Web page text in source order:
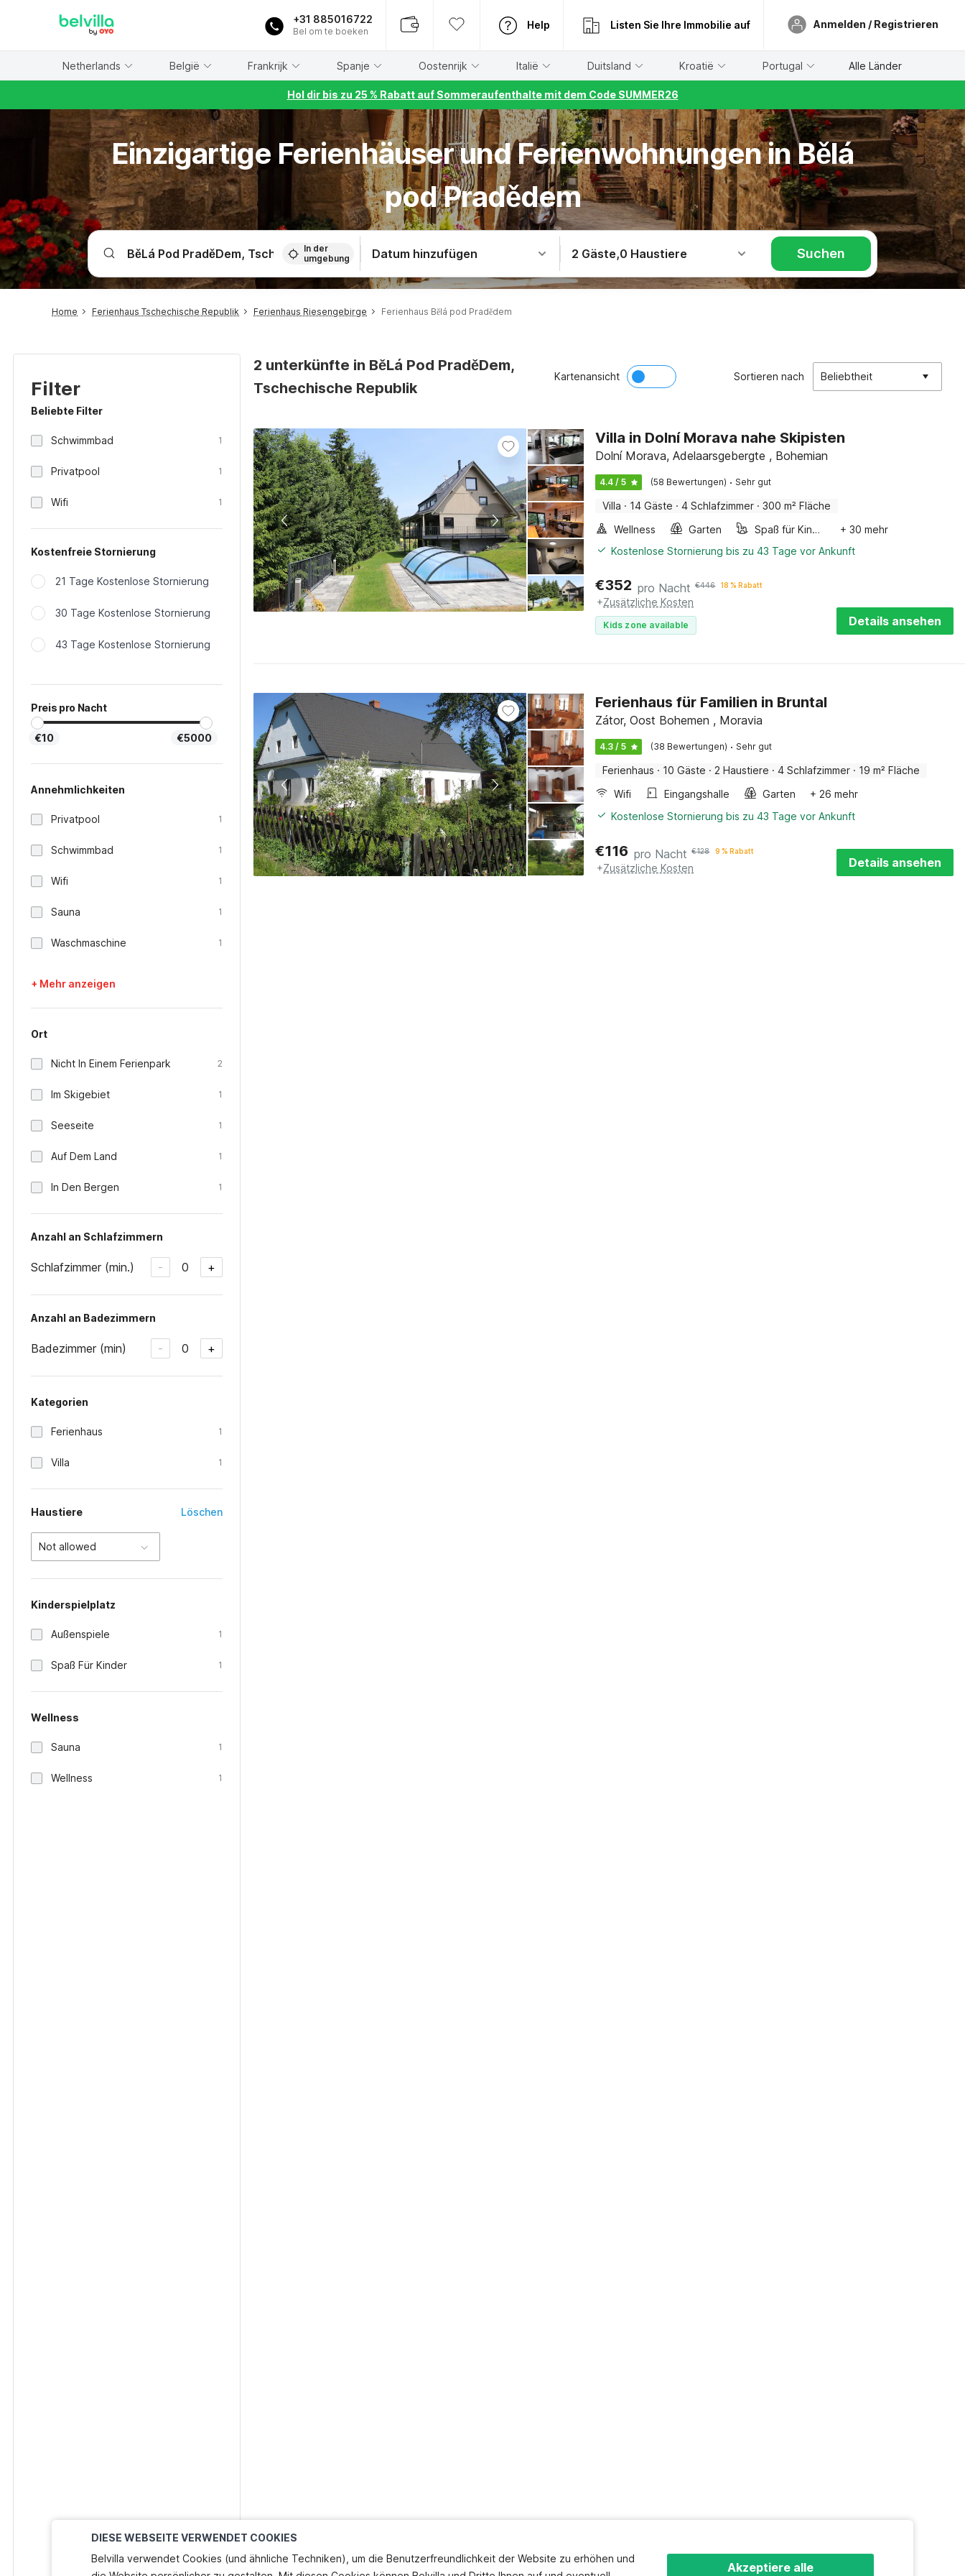
DIESE WEBSEITE VERWENDET COOKIES
Belvilla verwendet Cookies (und ähnliche Techniken), um die Benutzerfreundlichkeit der Website zu erhöhen und
Akzeptiere alle
+31 885016722
Bel om te boeken
Help Listen Sie Ihre Immobilie auf Anmelden / Registrieren
Netherlands België Frankrijk Spanje Oostenrijk Italië Duitsland Kroatië Portugal Alle Länder
Hol dir bis zu 25 % Rabatt auf Sommeraufenthalte mit dem Code SUMMER26
Einzigartige Ferienhäuser und Ferienwohnungen in Bělá
pod Pradědem
In der
umgebung
Datum hinzufügen 2 Gäste,0 Haustiere Suchen
Home Ferienhaus Tschechische Republik Ferienhaus Riesengebirge Ferienhaus Bělá pod Pradědem
Filter
Beliebte Filter
Schwimmbad 1
Privatpool 1
Wifi 1
Kostenfreie Stornierung
21 Tage Kostenlose Stornierung
30 Tage Kostenlose Stornierung
43 Tage Kostenlose Stornierung
Preis pro Nacht
€10 €5000
Annehmlichkeiten
Privatpool 1
Schwimmbad 1
Wifi 1
Sauna 1
Waschmaschine 1
+ Mehr anzeigen
Ort
Nicht In Einem Ferienpark 2
Im Skigebiet 1
Seeseite 1
Auf Dem Land 1
In Den Bergen 1
Anzahl an Schlafzimmern
Schlafzimmer (min.) - 0 +
Anzahl an Badezimmern
Badezimmer (min) - 0 +
Kategorien
Ferienhaus 1
Villa 1
Haustiere Löschen
Not allowed
Kinderspielplatz
Außenspiele 1
Spaß Für Kinder 1
Wellness
Sauna 1
Wellness 1
2 unterkünfte in BěLá Pod PraděDem,
Tschechische Republik
Kartenansicht Sortieren nach Beliebtheit
Villa in Dolní Morava nahe Skipisten
Dolní Morava, Adelaarsgebergte , Bohemian
4.4 / 5 (58 Bewertungen) · Sehr gut
Villa · 14 Gäste · 4 Schlafzimmer · 300 m² Fläche
Wellness
Garten Spaß für Kinder
+ 30 mehr
Kostenlose Stornierung bis zu 43 Tage vor Ankunft
€352 pro Nacht €446 18 % Rabatt
+Zusätzliche Kosten
Kids zone available Details ansehen
Ferienhaus für Familien in Bruntal
Zátor, Oost Bohemen , Moravia
4.3 / 5 (38 Bewertungen) · Sehr gut
Ferienhaus · 10 Gäste · 2 Haustiere · 4 Schlafzimmer · 19 m² Fläche
Wifi
Eingangshalle Garten
+ 26 mehr
Kostenlose Stornierung bis zu 43 Tage vor Ankunft
€116 pro Nacht €128 9 % Rabatt
+Zusätzliche Kosten Details ansehen